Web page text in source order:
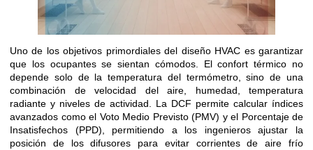
Uno de los objetivos primordiales del diseño HVAC es garantizar
que los ocupantes se sientan cómodos. El confort térmico no
depende solo de la temperatura del termómetro, sino de una
combinación de velocidad del aire, humedad, temperatura
radiante y niveles de actividad. La DCF permite calcular índices
avanzados como el Voto Medio Previsto (PMV) y el Porcentaje de
Insatisfechos (PPD), permitiendo a los ingenieros ajustar la
posición de los difusores para evitar corrientes de aire frío